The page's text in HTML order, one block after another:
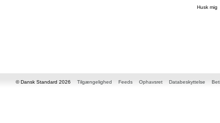
Husk mig
© Dansk Standard 2026 Tilgængelighed Feeds Ophavsret Databeskyttelse